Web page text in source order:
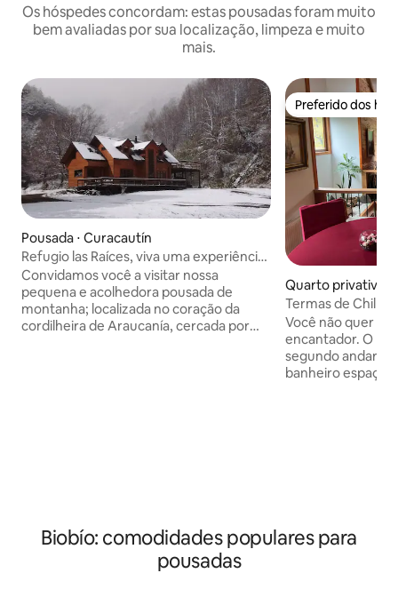
Os hóspedes concordam: estas pousadas foram muito
bem avaliadas por sua localização, limpeza e muito
mais.
Pousada ⋅ Curacautín
Refugio las Raíces, viva uma experiência
de montanha
Convidamos você a visitar nossa
pequena e acolhedora pousada de
montanha; localizada no coração da
cordilheira de Araucanía, cercada por
manhã.
Preferido dos
Preferido dos
Quarto privativo ⋅
Termas de
pax Quarto 1
Você não quer
encantador. O
segundo andar
banheiro
Biobío: comodidades populares para
pousadas